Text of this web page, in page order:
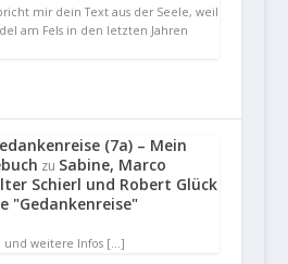
mir dein Text aus der Seele, weil
am Fels in den letzten Jahren
(7a) – Mein
zu Sabine, Marco
Schierl und Robert Glück
"Gedankenreise"
und weitere Infos […]